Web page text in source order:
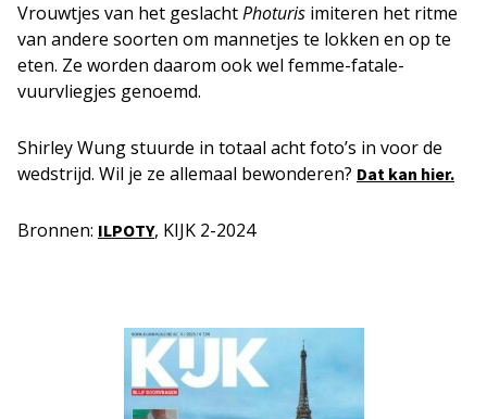
Vrouwtjes van het geslachtPhoturis imiteren het ritme
van andere soorten om mannetjes te lokken en op te
eten. Ze worden daarom ook wel femme-fatale-
vuurvliegjes genoemd.
Shirley Wung stuurde in totaal acht foto’s in voor de
wedstrijd. Wil je ze allemaal bewonderen? Dat kan hier.
Bronnen: ILPOTY, KIJK 2-2024